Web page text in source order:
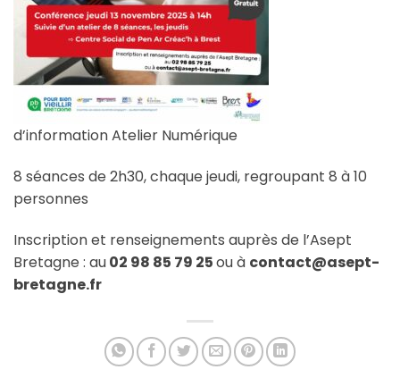
d’information Atelier Numérique
8 séances de 2h30, chaque jeudi, regroupant 8 à 10
personnes
Inscription et renseignements auprès de l’Asept
Bretagne : au02 98 85 79 25ou à contact@asept-
bretagne.fr